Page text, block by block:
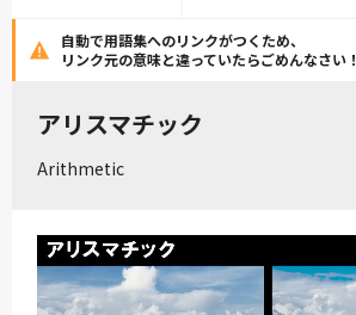
自動で用語集へのリンクがつくため、
リンク元の意味と違っていたらごめんなさい！
アリスマチック
Arithmetic